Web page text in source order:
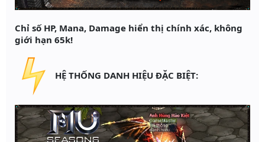
Chỉ số HP, Mana, Damage hiển thị chính xác, không
giới hạn 65k!
HỆ THỐNG DANH HIỆU ĐẶC BIỆT: